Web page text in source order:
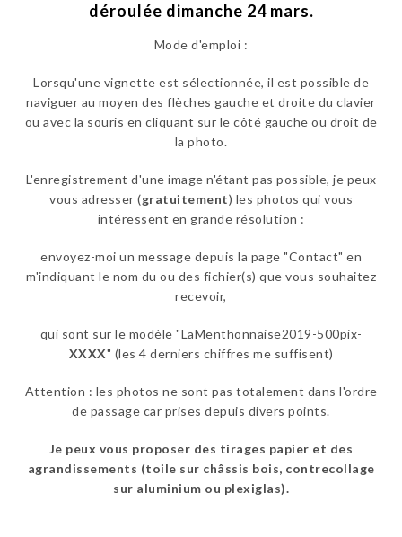
déroulée dimanche 24 mars.
Mode d'emploi :
Lorsqu'une vignette est sélectionnée, il est possible de
naviguer au moyen des flèches gauche et droite du clavier
ou avec la souris en cliquant sur le côté gauche ou droit de
la photo.
L'enregistrement d'une image n'étant pas possible, je peux
vous adresser (gratuitement) les photos qui vous
intéressent en grande résolution :
envoyez-moi un message depuis la page "Contact" en
m'indiquant le nom du ou des fichier(s) que vous souhaitez
recevoir,
qui sont sur le modèle "LaMenthonnaise2019-500pix-
XXXX" (les 4 derniers chiffres me suffisent)
Attention : les photos ne sont pas totalement dans l'ordre
de passage car prises depuis divers points.
Je peux vous proposer des tirages papier et des
agrandissements (toile sur châssis bois, contrecollage
sur aluminium ou plexiglas).